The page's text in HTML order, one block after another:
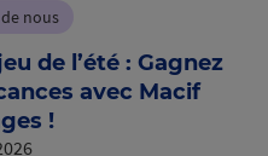
nous
de l’été : Gagnez
avec Macif
!